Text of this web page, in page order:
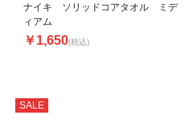
ナイキ ソリッドコアタオル ミデ
ィアム
￥1,650(税込)
SALE